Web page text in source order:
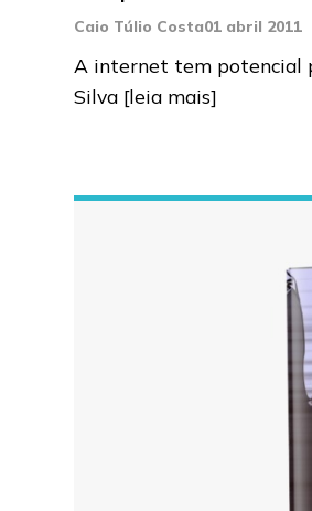
Caio Túlio Costa01 abril 2011
A internet tem potencial
Silva [leia mais]